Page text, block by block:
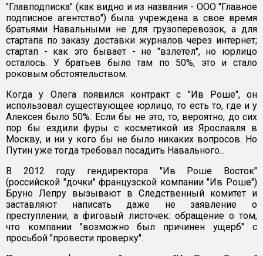
"Главподписка" (как видно и из названия - ООО "Главное
подписное агентство") была учреждена в свое время
братьями Навальными не для грузоперевозок, а для
стартапа по заказу доставки журналов через интернет;
стартап - как это бывает - не "взлетел", но юрлицо
осталось. У братьев было там по 50%, это и стало
роковым обстоятельством.
Когда у Олега появился контракт с "Ив Роше", он
использовал существующее юрлицо, то есть то, где и у
Алексея было 50%. Если бы не это, то, вероятно, до сих
пор бы ездили фуры с косметикой из Ярославля в
Москву, и ни у кого бы не было никаких вопросов. Но
Путин уже тогда требовал посадить Навального...
В 2012 году гендиректора "Ив Роше Восток"
(российской "дочки" французской компании "Ив Роше")
Бруно Лепру вызывают в Следственный комитет и
заставляют написать даже не заявление о
преступлении, а фиговый листочек: обращение о том,
что компании "возможно был причинен ущерб" с
просьбой "провести проверку".